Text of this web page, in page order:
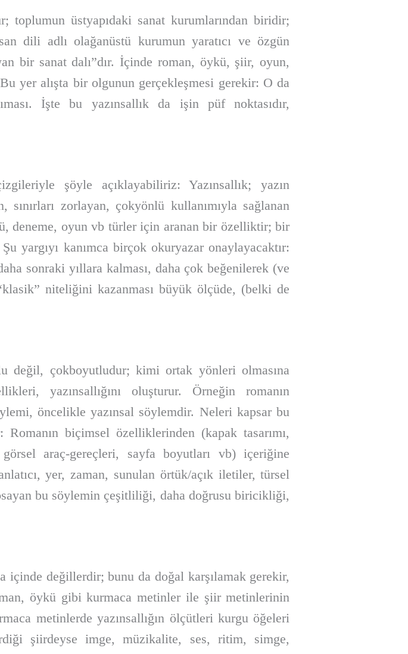
üstyapıdaki sanat kurumlarından biridir;
dili adlı olağanüstü kurumun yaratıcı ve özgün
bir sanat dalı”dır. İçinde roman, öykü, şiir, oyun,
yer alışta bir olgunun gerçekleşmesi gerekir: O da
İşte bu yazınsallık da işin püf noktasıdır,
şöyle açıklayabiliriz: Yazınsallık; yazın
sınırları zorlayan, çokyönlü kullanımıyla sağlanan
deneme, oyun vb türler için aranan bir özelliktir; bir
yargıyı kanımca birçok okuryazar onaylayacaktır:
sonraki yıllara kalması, daha çok beğenilerek (ve
niteliğini kazanması büyük ölçüde, (belki de
değil, çokboyutludur; kimi ortak yönleri olmasına
yazınsallığını oluşturur. Örneğin romanın
öncelikle yazınsal söylemdir. Neleri kapsar bu
biçimsel özelliklerinden (kapak tasarımı,
araç-gereçleri, sayfa boyutları vb) içeriğine
yer, zaman, sunulan örtük/açık iletiler, türsel
bu söylemin çeşitliliği, daha doğrusu biricikliği,
içinde değillerdir; bunu da doğal karşılamak gerekir,
öykü gibi kurmaca metinler ile şiir metinlerinin
metinlerde yazınsallığın ölçütleri kurgu öğeleri
şiirdeyse imge, müzikalite, ses, ritim, simge,